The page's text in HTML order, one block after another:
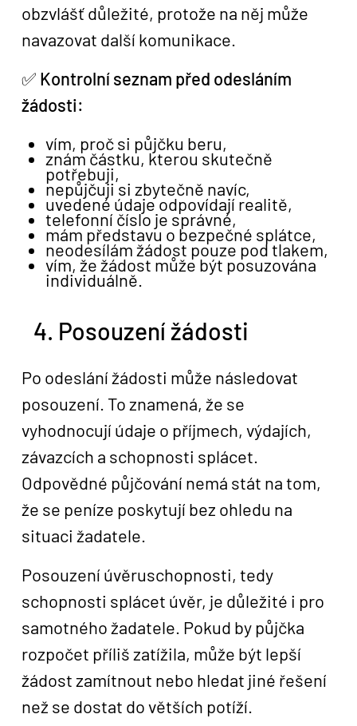
obzvlášť důležité, protože na něj může
navazovat další komunikace.
✅ Kontrolní seznam před odesláním
žádosti:
vím, proč si půjčku beru,
znám částku, kterou skutečně
potřebuji,
nepůjčuji si zbytečně navíc,
uvedené údaje odpovídají realitě,
telefonní číslo je správné,
mám představu o bezpečné splátce,
neodesílám žádost pouze pod tlakem,
vím, že žádost může být posuzována
individuálně.
4. Posouzení žádosti
Po odeslání žádosti může následovat
posouzení. To znamená, že se
vyhodnocují údaje o příjmech, výdajích,
závazcích a schopnosti splácet.
Odpovědné půjčování nemá stát na tom,
že se peníze poskytují bez ohledu na
situaci žadatele.
Posouzení úvěruschopnosti, tedy
schopnosti splácet úvěr, je důležité i pro
samotného žadatele. Pokud by půjčka
rozpočet příliš zatížila, může být lepší
žádost zamítnout nebo hledat jiné řešení
než se dostat do větších potíží.